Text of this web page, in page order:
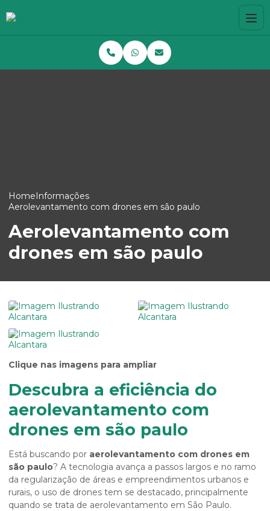
HomeInformações
Aerolevantamento com drones em são paulo
Aerolevantamento com
drones em são paulo
Clique nas imagens para ampliar
Descubra a eficiência do
aerolevantamento com
drones em são paulo
Está buscando por aerolevantamento com drones em
são paulo? A tecnologia avança a passos largos e no ramo
da regularização de áreas e empreendimentos urbanos e
rurais, o uso de drones tem se destacado, principalmente
quando se trata de aerolevantamento em São Paulo.